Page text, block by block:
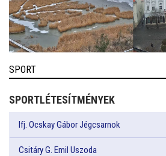
SPORT
SPORTLÉTESÍTMÉNYEK
Ifj. Ocskay Gábor Jégcsarnok
Csitáry G. Emil Uszoda